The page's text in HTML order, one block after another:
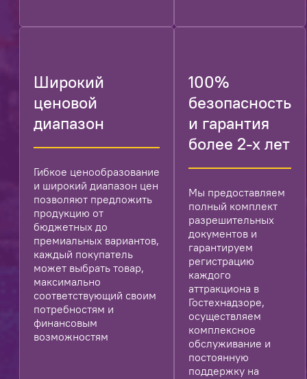
Широкий
ценовой
диапазон
Гибкое ценообразование
и широкий диапазон цен
позволяют предложить
продукцию от
бюджетных до
премиальных вариантов,
каждый покупатель
может выбрать товар,
максимально
соответствующий своим
потребностям и
финансовым
возможностям
100%
безопасность
и гарантия
более 2-х лет
Мы предоставляем
полный комплект
разрешительных
документов и
гарантируем
регистрацию
каждого
аттракциона в
Гостехнадзоре,
осуществляем
комплексное
обслуживание и
постоянную
поддержку на